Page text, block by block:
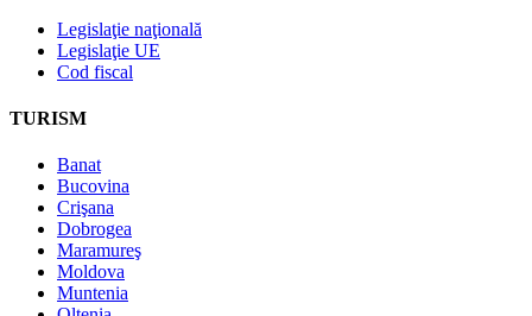
Legislaţie naţională
Legislaţie UE
Cod fiscal
TURISM
Banat
Bucovina
Crişana
Dobrogea
Maramureş
Moldova
Muntenia